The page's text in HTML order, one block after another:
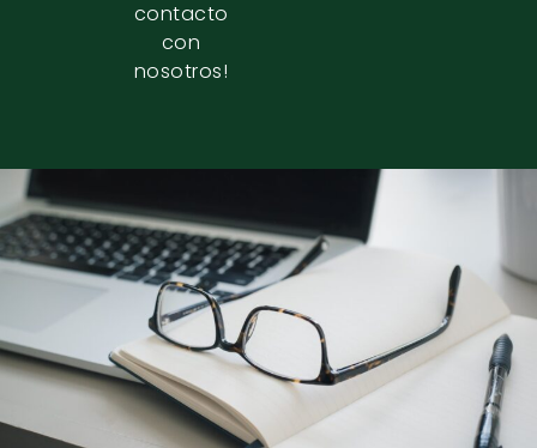
contacto
con
nosotros!